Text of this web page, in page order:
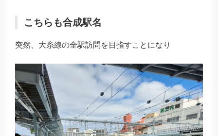
こちらも合成駅名
突然、大糸線の全駅訪問を目指すことになり